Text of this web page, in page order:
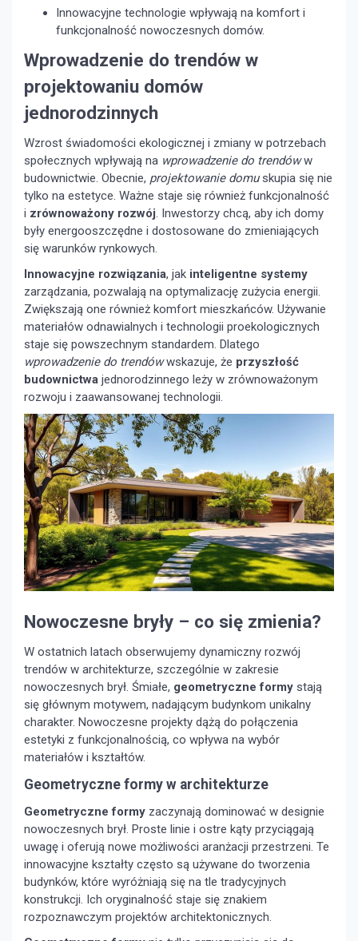
Innowacyjne technologie wpływają na komfort i
funkcjonalność nowoczesnych domów.
Wprowadzenie do trendów w
projektowaniu domów
jednorodzinnych
Wzrost świadomości ekologicznej i zmiany w potrzebach
społecznych wpływają na wprowadzenie do trendóww
budownictwie. Obecnie, projektowanie domuskupia się nie
tylko na estetyce. Ważne staje się również funkcjonalność
i zrównoważony rozwój. Inwestorzy chcą, aby ich domy
były energooszczędne i dostosowane do zmieniających
się warunków rynkowych.
Innowacyjne rozwiązania, jak inteligentne systemy
zarządzania, pozwalają na optymalizację zużycia energii.
Zwiększają one również komfort mieszkańców. Używanie
materiałów odnawialnych i technologii proekologicznych
staje się powszechnym standardem. Dlatego
wprowadzenie do trendówwskazuje, że przyszłość
budownictwa jednorodzinnego leży w zrównoważonym
rozwoju i zaawansowanej technologii.
Nowoczesne bryły – co się zmienia?
W ostatnich latach obserwujemy dynamiczny rozwój
trendów w architekturze, szczególnie w zakresie
nowoczesnych brył. Śmiałe, geometryczne formy stają
się głównym motywem, nadającym budynkom unikalny
charakter. Nowoczesne projekty dążą do połączenia
estetyki z funkcjonalnością, co wpływa na wybór
materiałów i kształtów.
Geometryczne formy w architekturze
Geometryczne formy zaczynają dominować w designie
nowoczesnych brył. Proste linie i ostre kąty przyciągają
uwagę i oferują nowe możliwości aranżacji przestrzeni. Te
innowacyjne kształty często są używane do tworzenia
budynków, które wyróżniają się na tle tradycyjnych
konstrukcji. Ich oryginalność staje się znakiem
rozpoznawczym projektów architektonicznych.